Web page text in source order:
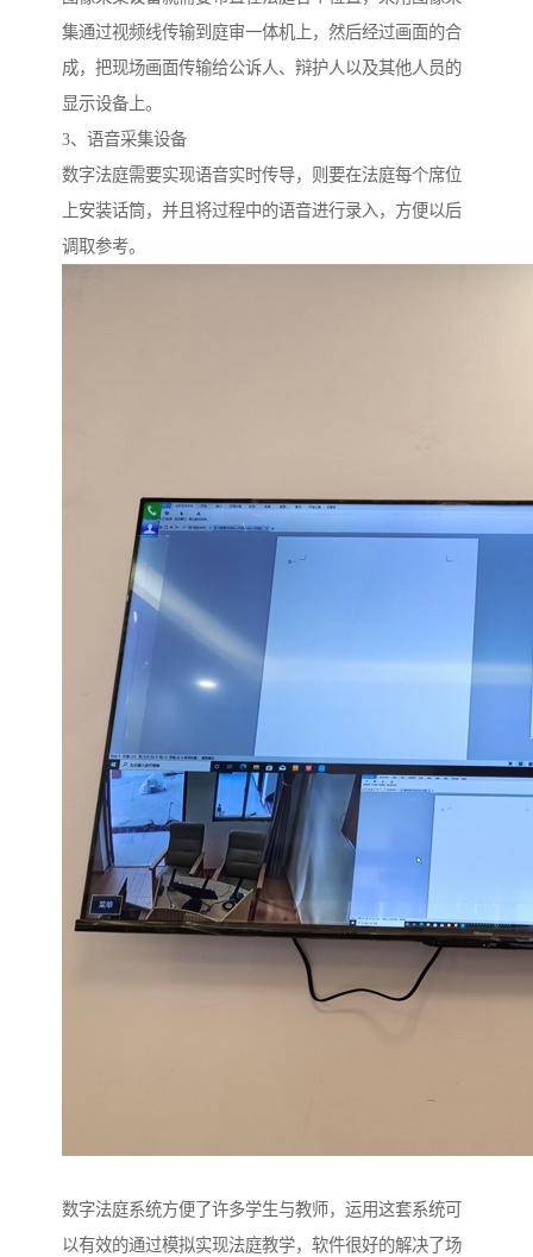
集通过视频线传输到庭审一体机上，然后经过画面的合
成，把现场画面传输给公诉人、辩护人以及其他人员的
显示设备上。
3、语音采集设备
数字法庭需要实现语音实时传导，则要在法庭每个席位
上安装话筒，并且将过程中的语音进行录入，方便以后
调取参考。
数字法庭系统方便了许多学生与教师，运用这套系统可
以有效的通过模拟实现法庭教学，软件很好的解决了场